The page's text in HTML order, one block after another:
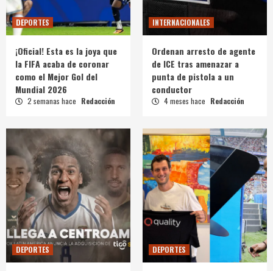
DEPORTES
¡Oficial! Esta es la joya que
la FIFA acaba de coronar
como el Mejor Gol del
Mundial 2026
2 semanas hace Redacción
INTERNACIONALES
Ordenan arresto de agente
de ICE tras amenazar a
punta de pistola a un
conductor
4 meses hace Redacción
DEPORTES DEPORTES